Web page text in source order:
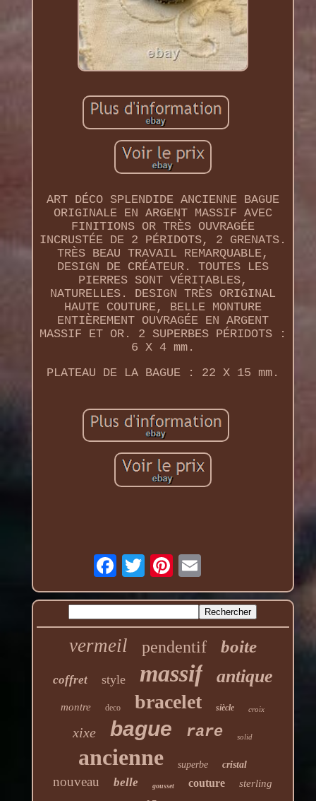
ART DÉCO SPLENDIDE ANCIENNE BAGUE
ORIGINALE EN ARGENT MASSIF AVEC
FINITIONS OR TRÈS OUVRAGÉE
INCRUSTÉE DE 2 PÉRIDOTS, 2 GRENATS.
TRÈS BEAU TRAVAIL REMARQUABLE,
DESIGN DE CRÉATEUR. TOUTES LES
PIERRES SONT VÉRITABLES,
NATURELLES. DESIGN TRÈS ORIGINAL
HAUTE COUTURE, BELLE MONTURE
ENTIÈREMENT OUVRAGÉE EN ARGENT
MASSIF ET OR. 2 SUPERBES PÉRIDOTS :
6 X 4 mm.
PLATEAU DE LA BAGUE : 22 X 15 mm.
vermeil pendentif boite
coffret style massif antique
montre deco bracelet siècle croix
xixe bague rare solid
ancienne superbe cristal
nouveau belle gousset couture sterling